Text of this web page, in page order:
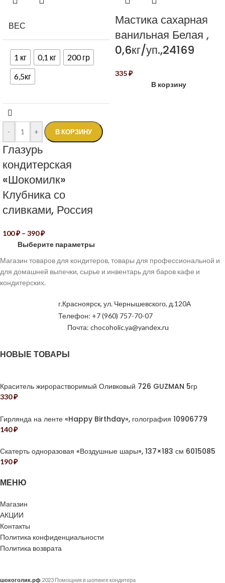
ВЕС
1 кг 0,1 кг
200 гр
6,5кг
- + В КОРЗИНУ
Глазурь
кондитерская
«Шокомилк»
Клубника со
сливками, Россия
100₽ – 390₽
Выберите параметры
Мастика сахарная
ванильная Белая ,
0,6кг/уп.,24169
335₽
В корзину
Магазин товаров для кондитеров, товары для профессиональной и
для домашней выпечки, сырье и инвентарь для баров кафе и
кондитерских.
г.Красноярск, ул. Чернышевского, д.120А
Телефон: +7 (960) 757-70-07
Почта: chocoholic.ya@yandex.ru
НОВЫЕ ТОВАРЫ
Краситель жирорастворимый Оливковый 726 GUZMAN 5гр
330₽
Гирлянда на ленте «Happy Birthday», голография 10906779
140₽
Скатерть одноразовая «Воздушные шары», 137×183 см 6015085
190₽
МЕНЮ
Магазин
АКЦИИ
Контакты
Политика конфиденциальности
Политика возврата
шокоголик.рф 2023 Помощник в шопинге кондитера